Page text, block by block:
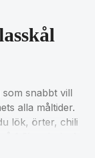
snabbt vill
alla måltider.
lök, örter, chili
Chopper till